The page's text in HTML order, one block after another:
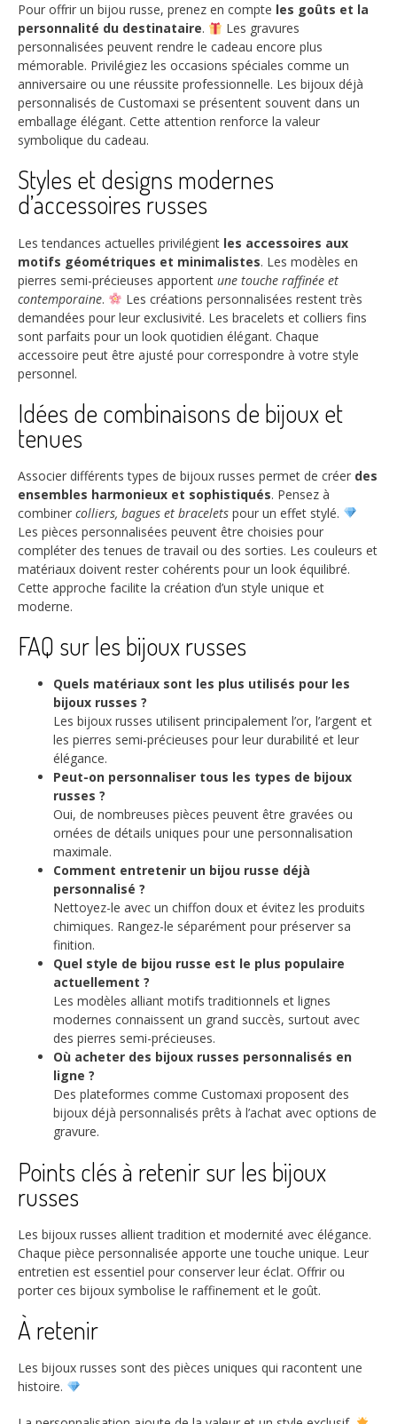
Pour offrir un bijou russe, prenez en compte les goûts et la
personnalité du destinataire.
Les gravures
personnalisées peuvent rendre le cadeau encore plus
mémorable. Privilégiez les occasions spéciales comme un
anniversaire ou une réussite professionnelle. Les bijoux déjà
personnalisés de Customaxi se présentent souvent dans un
emballage élégant. Cette attention renforce la valeur
symbolique du cadeau.
Styles et designs modernes
d’accessoires russes
Les tendances actuelles privilégient les accessoires aux
motifs géométriques et minimalistes. Les modèles en
pierres semi-précieuses apportent une touche raffinée et
contemporaine.
Les créations personnalisées restent très
demandées pour leur exclusivité. Les bracelets et colliers fins
sont parfaits pour un look quotidien élégant. Chaque
accessoire peut être ajusté pour correspondre à votre style
personnel.
Idées de combinaisons de bijoux et
tenues
Associer différents types de bijoux russes permet de créer des
ensembles harmonieux et sophistiqués. Pensez à
combiner colliers, bagues et bracelets pour un effet stylé.
Les pièces personnalisées peuvent être choisies pour
compléter des tenues de travail ou des sorties. Les couleurs et
matériaux doivent rester cohérents pour un look équilibré.
Cette approche facilite la création d’un style unique et
moderne.
FAQ sur les bijoux russes
Quels matériaux sont les plus utilisés pour les
bijoux russes ?
Les bijoux russes utilisent principalement l’or, l’argent et
les pierres semi-précieuses pour leur durabilité et leur
élégance.
Peut-on personnaliser tous les types de bijoux
russes ?
Oui, de nombreuses pièces peuvent être gravées ou
ornées de détails uniques pour une personnalisation
maximale.
Comment entretenir un bijou russe déjà
personnalisé ?
Nettoyez-le avec un chiffon doux et évitez les produits
chimiques. Rangez-le séparément pour préserver sa
finition.
Quel style de bijou russe est le plus populaire
actuellement ?
Les modèles alliant motifs traditionnels et lignes
modernes connaissent un grand succès, surtout avec
des pierres semi-précieuses.
Où acheter des bijoux russes personnalisés en
ligne ?
Des plateformes comme Customaxi proposent des
bijoux déjà personnalisés prêts à l’achat avec options de
gravure.
Points clés à retenir sur les bijoux
russes
Les bijoux russes allient tradition et modernité avec élégance.
Chaque pièce personnalisée apporte une touche unique. Leur
entretien est essentiel pour conserver leur éclat. Offrir ou
porter ces bijoux symbolise le raffinement et le goût.
À retenir
Les bijoux russes sont des pièces uniques qui racontent une
histoire.